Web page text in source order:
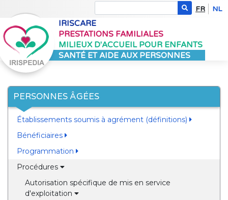
FR NL
IRISCARE
PRESTATIONS FAMILIALES
MILIEUX D'ACCUEIL POUR ENFANTS
SANTÉ ET AIDE AUX PERSONNES
PERSONNES ÂGÉES
Établissements soumis à agrément (définitions)
Bénéficiaires
Programmation
Procédures
Autorisation spécifique de mis en service
d'exploitation